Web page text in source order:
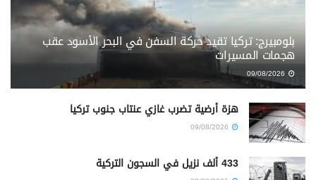
بلومبيرج: تركيا تقيد حركة السفن في البحر الأسود عقب
هجمات المسيرات
هزة أرضية تضرب غازي عنتاب جنوب تركيا
433 ألف نزيل في السجون التركية